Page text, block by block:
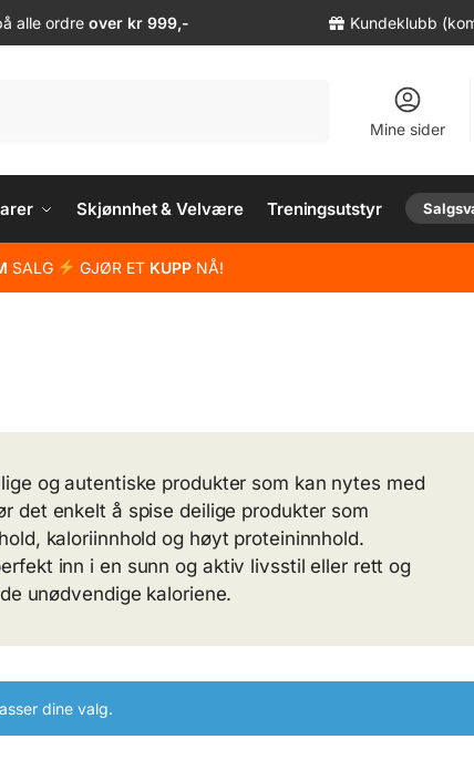
alle ordre over kr 999,- Kundeklubb
Mine sider
Skjønnhet & Velvære Treningsutstyr
SALG GJØR ETKUPP NÅ!
og autentiske produkter som kan nytes med
det enkelt å spise deilige produkter som
kaloriinnhold og høyt proteininnhold.
inn i en sunn og aktiv livsstil eller rett og
unødvendige kaloriene.
dine valg.